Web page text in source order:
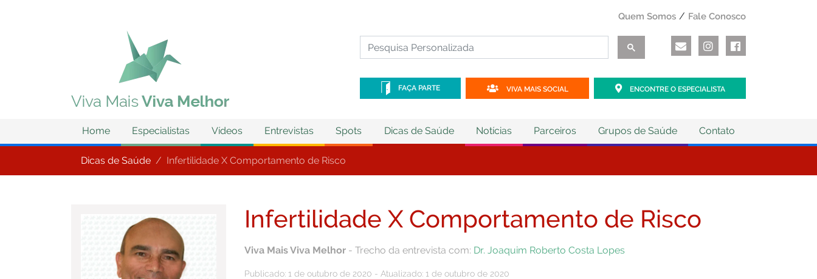
Quem Somos Fale Conosco
FAÇA PARTE VIVA MAIS SOCIAL ENCONTRE O ESPECIALISTA
Home Especialistas Vídeos Entrevistas Spots Dicas de Saúde Notícias Parceiros Grupos de Saúde Contato
Dicas de Saúde Infertilidade X Comportamento de Risco
Infertilidade X Comportamento de Risco
Viva Mais Viva Melhor - Trecho da entrevista com: Dr. Joaquim Roberto Costa Lopes
Publicado: 1 de outubro de 2020 - Atualizado: 1 de outubro de 2020